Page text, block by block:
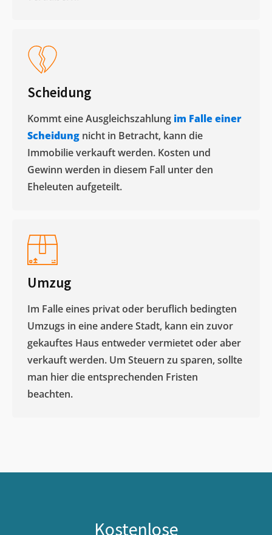
Scheidung
Kommt eine Ausgleichszahlung im Falle einer
Scheidung nicht in Betracht, kann die
Immobilie verkauft werden. Kosten und
Gewinn werden in diesem Fall unter den
Eheleuten aufgeteilt.​
Umzug
Im Falle eines privat oder beruflich bedingten
Umzugs in eine andere Stadt, kann ein zuvor
gekauftes Haus entweder vermietet oder aber
verkauft werden. Um Steuern zu sparen, sollte
man hier die entsprechenden Fristen
beachten.
Kostenlose